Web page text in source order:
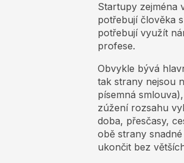
Startupy zejména
potřebují člověka
potřebují využít
profese.
Obvykle bývá
tak strany nejsou
písemná
zúžení rozsahu
doba, přesčasy,
obě strany
ukončit bez